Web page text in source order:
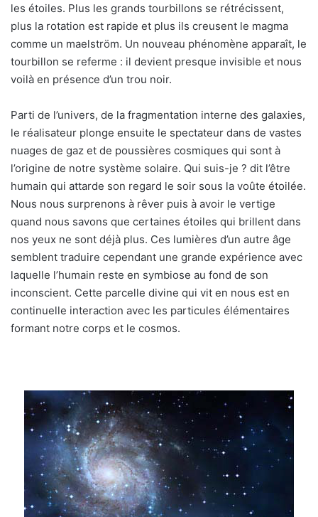
les étoiles. Plus les grands tourbillons se rétrécissent,
plus la rotation est rapide et plus ils creusent le magma
comme un maelström. Un nouveau phénomène apparaît, le
tourbillon se referme : il devient presque invisible et nous
voilà en présence d’un trou noir.
Parti de l’univers, de la fragmentation interne des galaxies,
le réalisateur plonge ensuite le spectateur dans de vastes
nuages de gaz et de poussières cosmiques qui sont à
l’origine de notre système solaire. Qui suis-je ? dit l’être
humain qui attarde son regard le soir sous la voûte étoilée.
Nous nous surprenons à rêver puis à avoir le vertige
quand nous savons que certaines étoiles qui brillent dans
nos yeux ne sont déjà plus. Ces lumières d’un autre âge
semblent traduire cependant une grande expérience avec
laquelle l’humain reste en symbiose au fond de son
inconscient. Cette parcelle divine qui vit en nous est en
continuelle interaction avec les particules élémentaires
formant notre corps et le cosmos.